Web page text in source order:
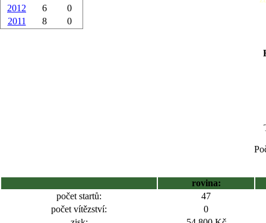
2012
6
0
2011
8 0
rovina:
počet startů:
47
počet vítězství:
0